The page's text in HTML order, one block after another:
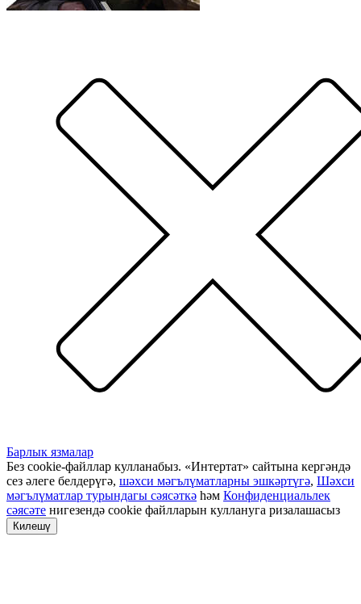
Барлык язмалар
Без cookie-файллар кулланабыз. «Интертат» сайтына кергәндә
сез әлеге белдерүгә, шәхси мәгълүматларны эшкәртүгә, Шәхси
мәгълүматлар турындагы сәясәткә һәм Конфиденциальлек
сәясәте нигезендә cookie файлларын куллануга ризалашасыз
Килешү